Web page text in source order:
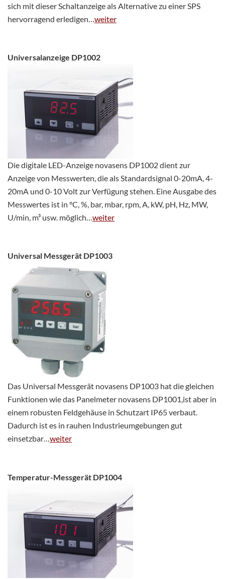
sich mit dieser Schaltanzeige als Alternative zu einer SPS
hervorragend erledigen… weiter
Universalanzeige DP1002
Die digitale LED-Anzeige novasens DP1002 dient zur
Anzeige von Messwerten, die als Standardsignal 0-20mA, 4-
20mA und 0-10 Volt zur Verfügung stehen. Eine Ausgabe des
Messwertes ist in °C, %, bar, mbar, rpm, A, kW, pH, Hz, MW,
U/min, m³ usw. möglich… weiter
Universal Messgerät DP1003
Das Universal Messgerät novasens DP1003 hat die gleichen
Funktionen wie das Panelmeter novasens DP1001,ist aber in
einem robusten Feldgehäuse in Schutzart IP65 verbaut.
Dadurch ist es in rauhen Industrieumgebungen gut
einsetzbar…weiter
Temperatur-Messgerät DP1004